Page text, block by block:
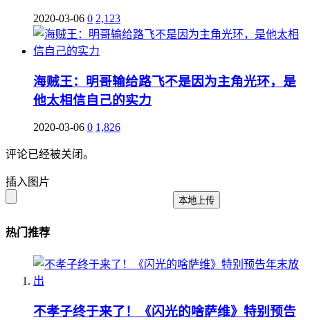
2020-03-06 0 2,123
海贼王：明哥输给路飞不是因为主角光环，是
他太相信自己的实力
2020-03-06 0 1,826
评论已经被关闭。
插入图片
本地上传
热门推荐
不孝子终于来了！《闪光的啥萨维》特别预告